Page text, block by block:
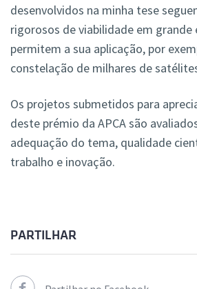
desenvolvidos na minha tese
rigorosos de viabilidade em grande
permitem a sua aplicação, por
constelação de milhares de
Os projetos submetidos para
deste prémio da APCA são
adequação do tema, qualidade
trabalho e inovação.
PARTILHAR